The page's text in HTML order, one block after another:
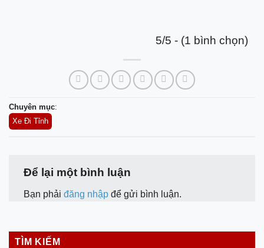
5/5 - (1 bình chọn)
Chuyên mục:
Xe Đi Tỉnh
Để lại một bình luận
Bạn phải đăng nhập để gửi bình luận.
TÌM KIẾM